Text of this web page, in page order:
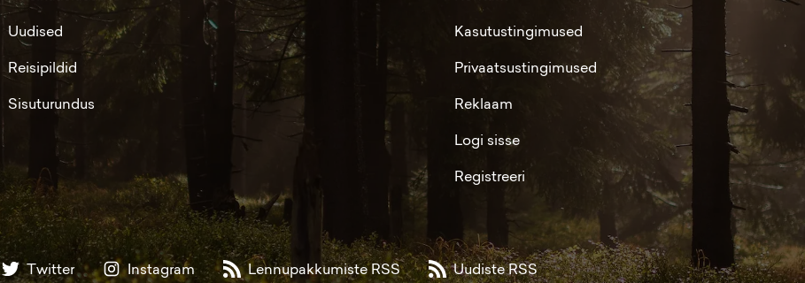
Uudised
Reisipildid
Sisuturundus
Kasutustingimused
Privaatsustingimused
Reklaam
Logi sisse
Registreeri
Twitter Instagram Lennupakkumiste RSS Uudiste RSS